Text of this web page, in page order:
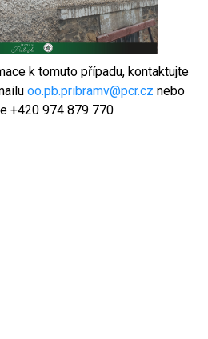
k tomuto případu, kontaktujte
oo.pb.pribramv@pcr.cz nebo
+420 974 879 770